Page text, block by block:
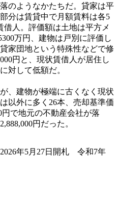
のようなかたちだ。貸家は平
分は賃貸中で月額賃料は各5
人。評価額は土地は平方メ
万円、建物は戸別に評価し
家団地という特殊性などで修
円と、現状賃借人が居住し
対して低額だ。
、建物が極端に古くなく現状
以外に多く26本、売却基準価
円で地元の不動産会社が落
円だった。
年5月27日開札 令和7年